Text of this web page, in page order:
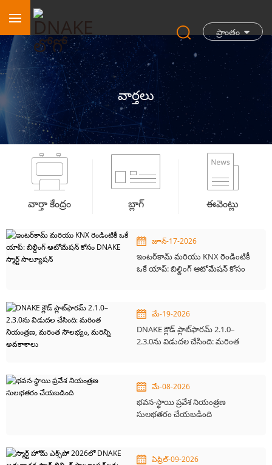
ప్రాంతం
వార్తలు
వార్తా కేంద్రం బ్లాగ్ ఈవెంట్లు
జూన్-17-2026
ఇంటర్‌కామ్ మరియు KNX రెండింటికీ
ఒకే యాప్: బిల్డింగ్ ఆటోమేషన్ కోసం
మే-19-2026
DNAKE క్లౌడ్ ప్లాట్‌ఫారమ్ 2.1.0–
2.3.0ను విడుదల చేసింది: మరింత
మే-08-2026
భవన-స్థాయి ప్రవేశ నియంత్రణ
సులభతరం చేయబడింది
ఏప్రిల్-09-2026